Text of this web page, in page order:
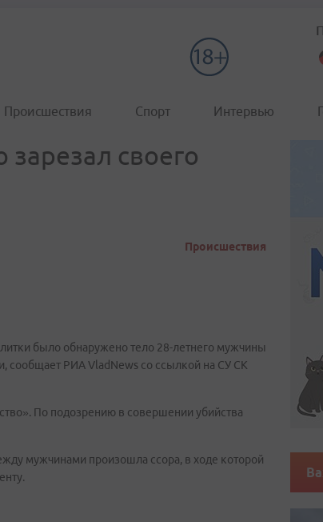
Происшествия Спорт Интервью
своего
Происшествия
было обнаружено тело 28-летнего мужчины
сообщает РИА VladNews со ссылкой на СУ СК
По подозрению в совершении убийства
мужчинами произошла ссора, в ходе которой